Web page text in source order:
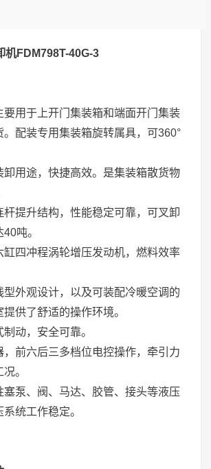
机FDM798T-40G-3
要用于上开门集装箱和端面开门集装
配装专用集装箱旋转属具，可360°
卸用途，快捷高效。是集装箱散货物
杆提升结构，性能稳定可靠，可叉卸
吨。
缸四冲程涡轮增压发动机，燃料效率
型外观设计，以及可装配冷暖空调的
供了舒适的操作环境。
动，安全可靠。
，前六后三多档位电控操作，牵引力
。
塞泵、阀、马达、胶管、接头等液压
统工作稳定。